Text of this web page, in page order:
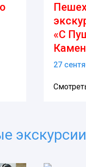
«С
27
экскурсии